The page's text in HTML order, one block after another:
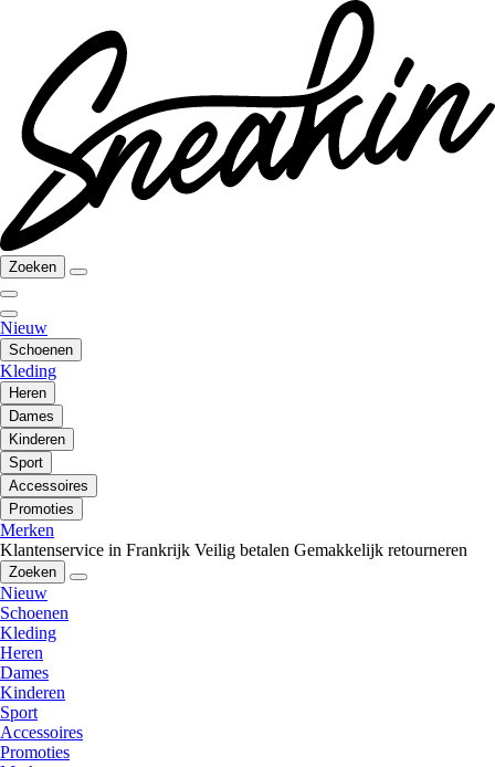
Zoeken
Nieuw
Schoenen
Kleding
Heren
Dames
Kinderen
Sport
Accessoires
Promoties
Merken
Klantenservice in Frankrijk Veilig betalen Gemakkelijk retourneren
Zoeken
Nieuw
Schoenen
Kleding
Heren
Dames
Kinderen
Sport
Accessoires
Promoties